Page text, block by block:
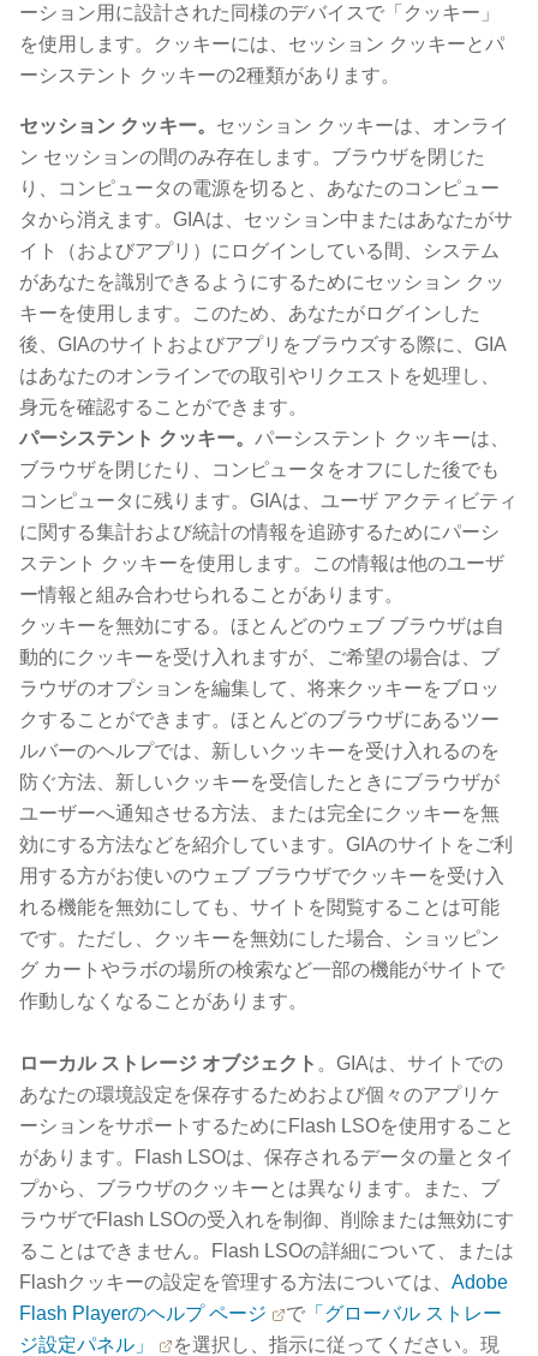
ーション用に設計された同様のデバイスで「クッキー」
を使用します。クッキーには、セッション クッキーとパ
ーシステント クッキーの2種類があります。
セッション クッキー。 セッション クッキーは、オンライ
ン セッションの間のみ存在します。ブラウザを閉じた
り、コンピュータの電源を切ると、あなたのコンピュー
タから消えます。GIAは、セッション中またはあなたがサ
イト（およびアプリ）にログインしている間、システム
があなたを識別できるようにするためにセッション クッ
キーを使用します。このため、あなたがログインした
後、GIAのサイトおよびアプリをブラウズする際に、GIA
はあなたのオンラインでの取引やリクエストを処理し、
身元を確認することができます。
パーシステント クッキー。 パーシステント クッキーは、
ブラウザを閉じたり、コンピュータをオフにした後でも
コンピュータに残ります。GIAは、ユーザ アクティビティ
に関する集計および統計の情報を追跡するためにパーシ
ステント クッキーを使用します。この情報は他のユーザ
ー情報と組み合わせられることがあります。
クッキーを無効にする。ほとんどのウェブ ブラウザは自
動的にクッキーを受け入れますが、ご希望の場合は、ブ
ラウザのオプションを編集して、将来クッキーをブロッ
クすることができます。ほとんどのブラウザにあるツー
ルバーのヘルプでは、新しいクッキーを受け入れるのを
防ぐ方法、新しいクッキーを受信したときにブラウザが
ユーザーへ通知させる方法、または完全にクッキーを無
効にする方法などを紹介しています。GIAのサイトをご利
用する方がお使いのウェブ ブラウザでクッキーを受け入
れる機能を無効にしても、サイトを閲覧することは可能
です。ただし、クッキーを無効にした場合、ショッピン
グ カートやラボの場所の検索など一部の機能がサイトで
作動しなくなることがあります。
ローカル ストレージ オブジェクト 。GIAは、サイトでの
あなたの環境設定を保存するためおよび個々のアプリケ
ーションをサポートするためにFlash LSOを使用すること
があります。Flash LSOは、保存されるデータの量とタイ
プから、ブラウザのクッキーとは異なります。また、ブ
ラウザでFlash LSOの受入れを制御、削除または無効にす
ることはできません。Flash LSOの詳細について、または
Flashクッキーの設定を管理する方法については、 Adobe
Flash Playerのヘルプ ページ
で 「グローバル ストレー
ジ設定パネル」
を選択し、指示に従ってください。現